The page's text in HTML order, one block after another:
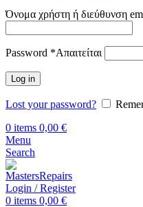
Όνομα χρήστη ή διεύθυνση
Password *Απαιτείται
Log in
Lost your password?
0 items 0,00 €
Menu
Search
Login / Register
0 items 0,00 €